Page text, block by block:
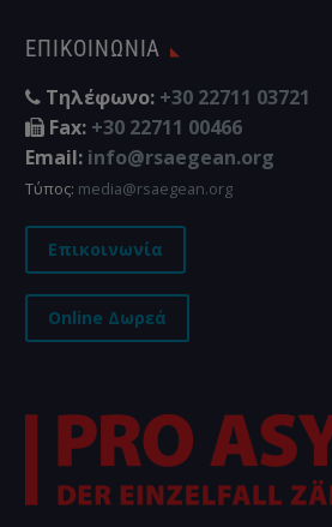
ΕΠΙΚΟΙΝΩΝΊΑ
Τηλέφωνο: +30 22711 03721
Fax: +30 22711 00466
Email: info@rsaegean.org
Τύπος: media@rsaegean.org
Επικοινωνία
Online Δωρεά